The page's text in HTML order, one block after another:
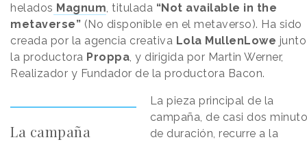
helados Magnum, titulada “Not available in the
metaverse” (No disponible en el metaverso). Ha sido
creada por la agencia creativa Lola MullenLowe
la productora Proppa, y dirigida por Martin Werner,
Realizador y Fundador de la productora Bacon.
La campaña
La pieza principal de la
campaña, de casi dos
de duración, recurre a la